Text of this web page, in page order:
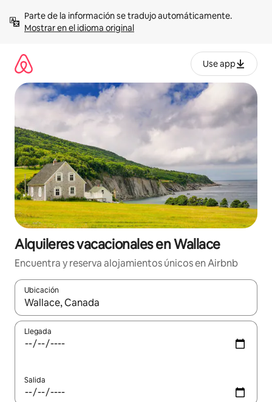
contenidoMostrar en el idioma original
Use app
Alquileres vacacionales en Wallace
Encuentra y reserva alojamientos únicos en Airbnb
Ubicación
Cuando los resultados estén disponibles, navega con las
Llegada
Salida